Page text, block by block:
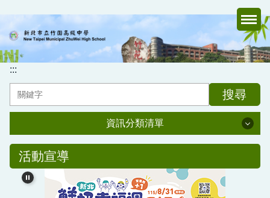
主
要
內
容
:::
搜尋
資訊分類清單
資訊分類清單
認識竹中
活動宣導